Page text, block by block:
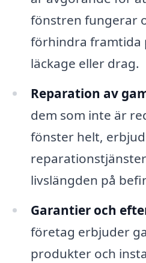
fönstren fungerar
förhindra framtida
läckage eller drag.
Reparation av
dem som inte är
fönster helt,
livslängden på
Garantier och
företag erbjuder
produkter och